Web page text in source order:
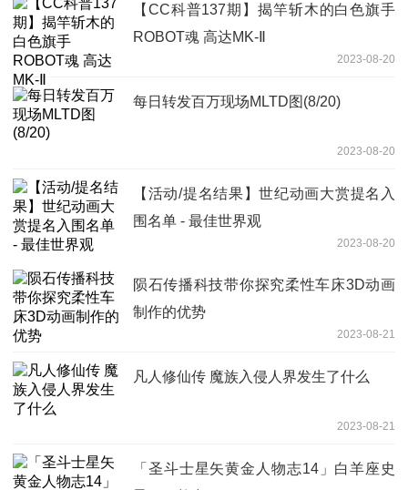
【CC科普137期】揭竿斩木的白色旗手
ROBOT魂 高达MK-Ⅱ
2023-08-20
每日转发百万现场MLTD图(8/20)
2023-08-20
【活动/提名结果】世纪动画大赏提名入
围名单 - 最佳世界观
2023-08-20
陨石传播科技带你探究柔性车床3D动画
制作的优势
2023-08-21
凡人修仙传 魔族入侵人界发生了什么
2023-08-21
「圣斗士星矢黄金人物志14」白羊座史